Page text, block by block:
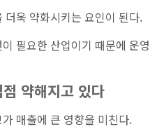
욱 약화시키는 요인이 된다.
필요한 산업이기 때문에 운
약해지고 있다
매출에 큰 영향을 미친다.